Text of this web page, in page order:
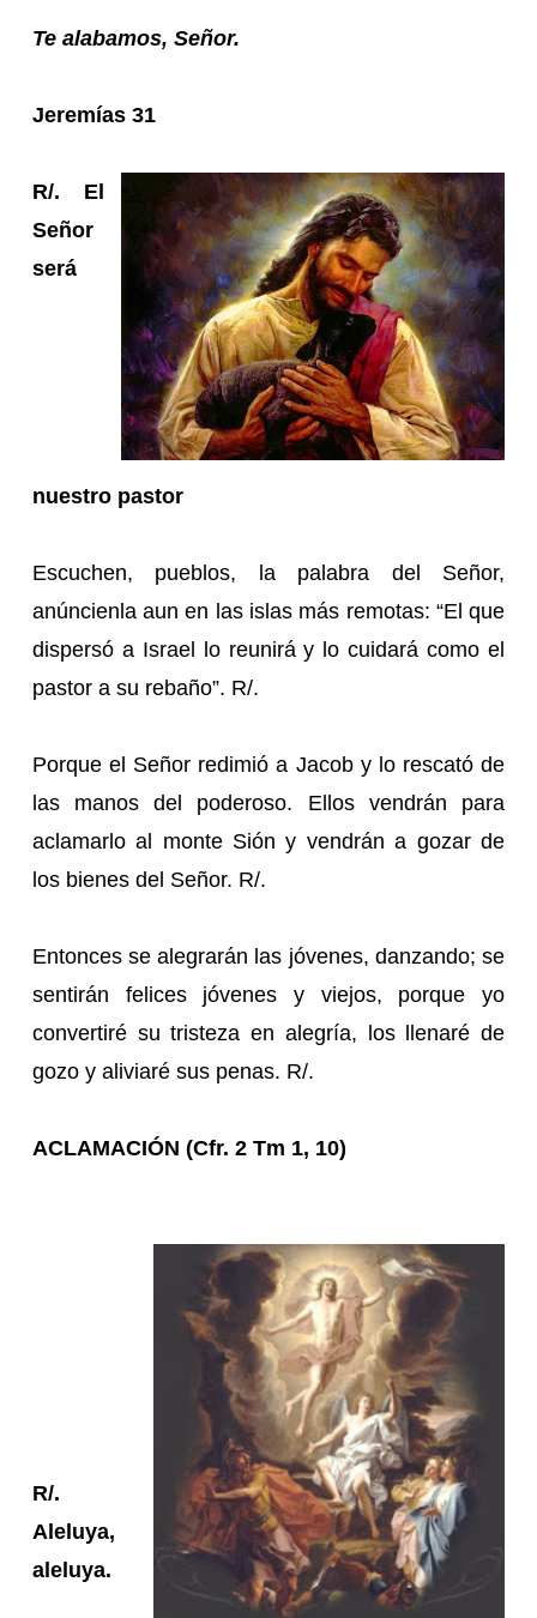
Te alabamos, Señor.
Jeremías 31
R/. El
Señor
será
nuestro pastor
Escuchen, pueblos, la palabra del Señor,
anúncienla aun en las islas más remotas: “El que
dispersó a Israel lo reunirá y lo cuidará como el
pastor a su rebaño”. R/.
Porque el Señor redimió a Jacob y lo rescató de
las manos del poderoso. Ellos vendrán para
aclamarlo al monte Sión y vendrán a gozar de
los bienes del Señor. R/.
Entonces se alegrarán las jóvenes, danzando; se
sentirán felices jóvenes y viejos, porque yo
convertiré su tristeza en alegría, los llenaré de
gozo y aliviaré sus penas. R/.
ACLAMACIÓN (Cfr. 2 Tm 1, 10)
R/.
Aleluya,
aleluya.